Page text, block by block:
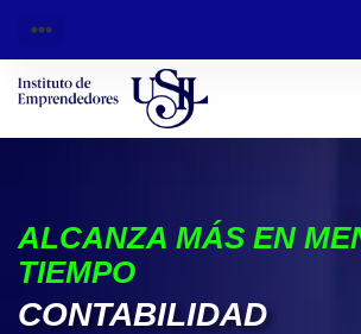
ALCANZA MÁS EN
TIEMPO
CONTABILIDAD